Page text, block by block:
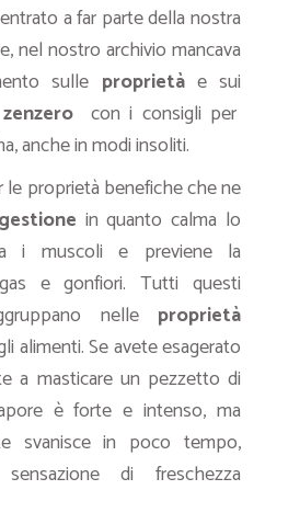
a far parte della nostra
nel nostro archivio mancava
sulle proprietà e sui
con i consigli per
anche in modi insoliti.
le proprietà benefiche che ne
in quanto calma lo
i muscoli e previene la
e gonfiori. Tutti questi
nelle proprietà
alimenti. Se avete esagerato
a masticare un pezzetto di
è forte e intenso, ma
svanisce in poco tempo,
di freschezza